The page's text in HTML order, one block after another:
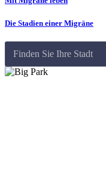
Die Stadien einer Migräne
Finden Sie Ihre Stadt